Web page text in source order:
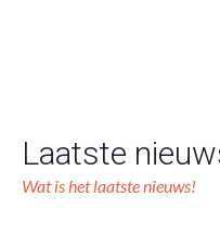
Laatste
Wat is het laatste nieuws!